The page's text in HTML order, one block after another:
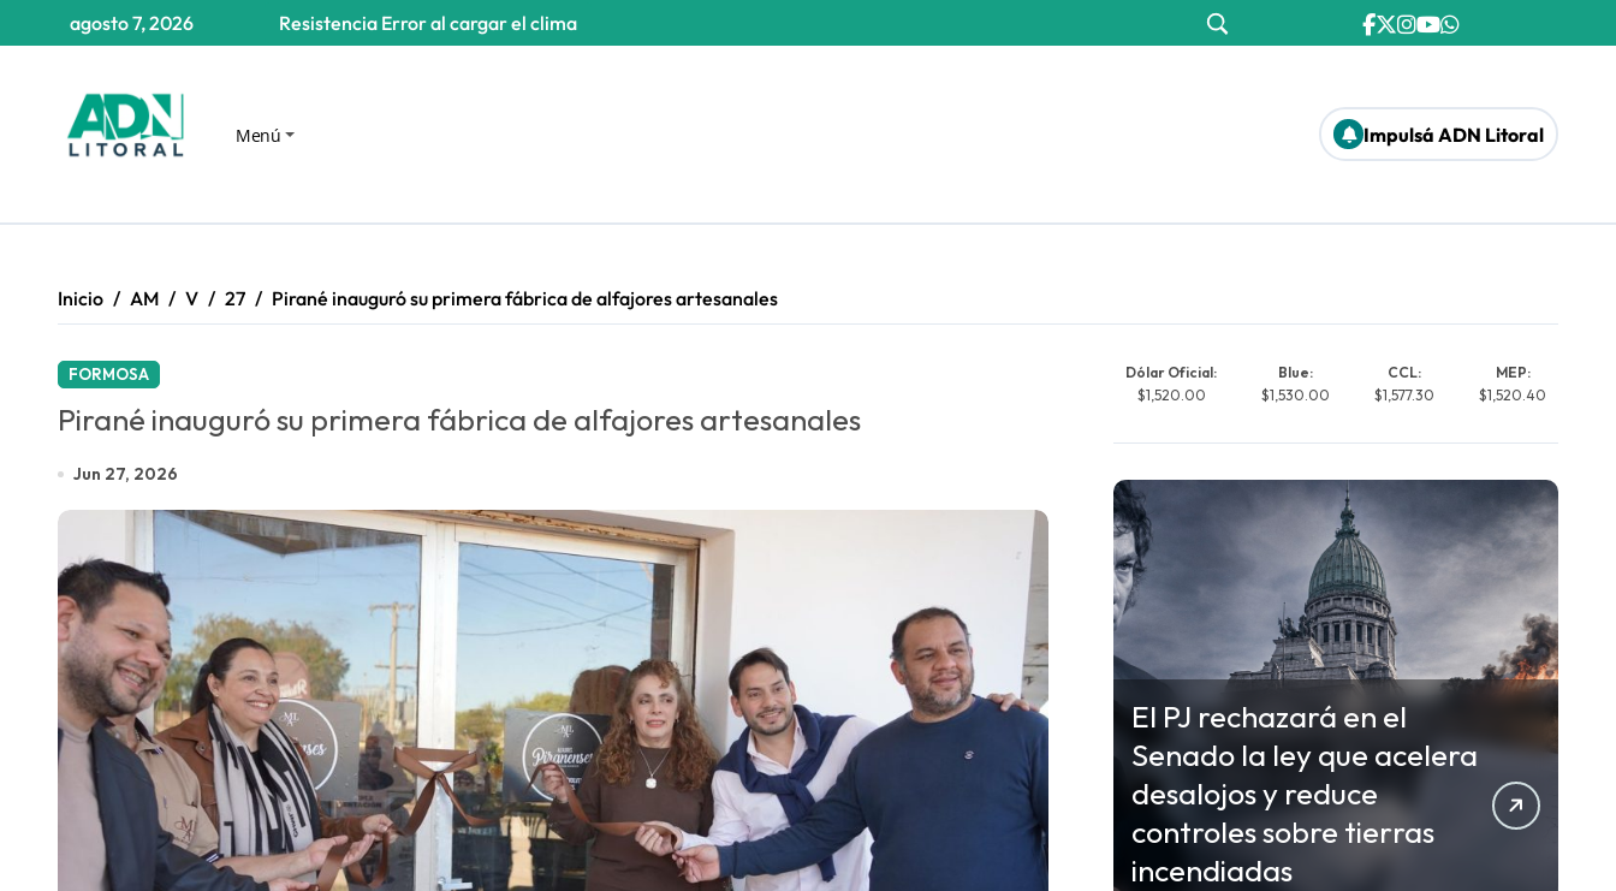
Resistencia Error al cargar el clima
agosto 7, 2026
Menú Impulsá ADN Litoral
Inicio AM V 27 Pirané inauguró su primera fábrica de alfajores artesanales
FORMOSA
Pirané inauguró su primera fábrica de alfajores artesanales
Jun 27, 2026
Dólar Oficial:
$1,520.00
Blue:
$1,530.00
CCL:
$1,577.30
MEP:
$1,520.40
El PJ rechazará en el
Senado la ley que acelera
desalojos y reduce
controles sobre tierras
incendiadas